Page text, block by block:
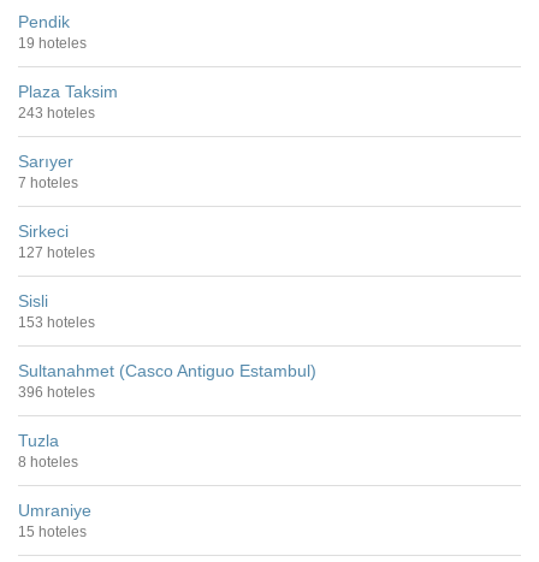
Pendik
19 hoteles
Plaza Taksim
243 hoteles
Sarıyer
7 hoteles
Sirkeci
127 hoteles
Sisli
153 hoteles
Sultanahmet (Casco Antiguo Estambul)
396 hoteles
Tuzla
8 hoteles
Umraniye
15 hoteles